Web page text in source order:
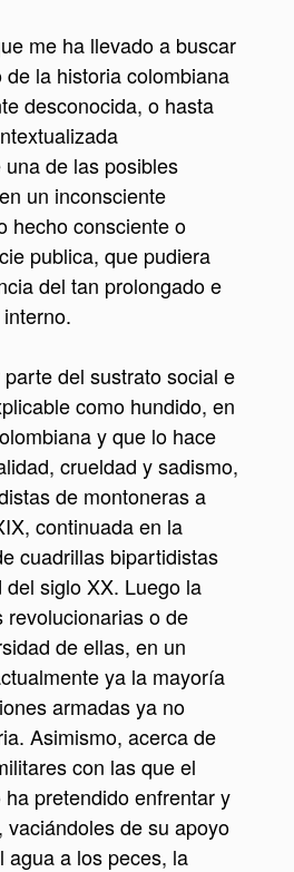
me ha llevado a buscar
la historia colombiana
desconocida, o hasta
de las posibles
un inconsciente
hecho consciente o
publica, que pudiera
del tan prolongado e
del sustrato social e
como hundido, en
y que lo hace
crueldad y sadismo,
de montoneras a
continuada en la
cuadrillas bipartidistas
siglo XX. Luego la
o de
de ellas, en un
ya la mayoría
armadas ya no
Asimismo, acerca de
con las que el
pretendido enfrentar y
de su apoyo
a los peces, la